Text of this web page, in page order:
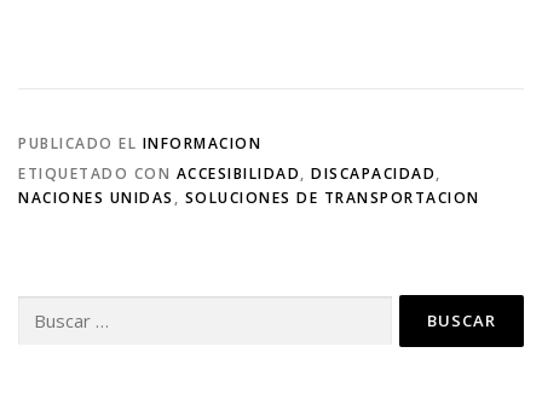
PUBLICADO EL INFORMACION
ETIQUETADO CON ACCESIBILIDAD, DISCAPACIDAD,
NACIONES UNIDAS , SOLUCIONES DE TRANSPORTACION